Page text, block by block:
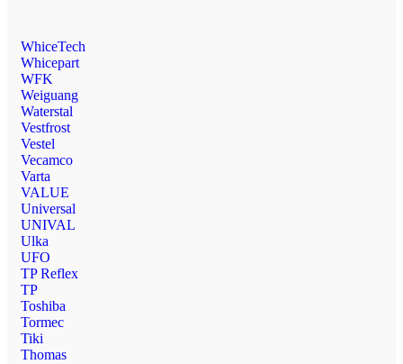
WhiceTech
Whicepart
WFK
Weiguang
Waterstal
Vestfrost
Vestel
Vecamco
Varta
VALUE
Universal
UNIVAL
Ulka
UFO
TP Reflex
TP
Toshiba
Tormec
Tiki
Thomas